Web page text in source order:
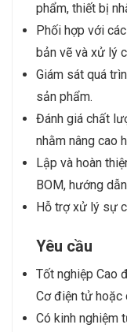
phẩm, thiết bị
Phối hợp với
bản vẽ và xử lý
Giám sát quá
sản phẩm.
Đánh giá chất
nhằm nâng cao
Lập và hoàn
BOM, hướng
Hỗ trợ xử lý sự
Yêu cầu
Tốt nghiệp Cao
Cơ điện tử hoặc
Có kinh nghiệm